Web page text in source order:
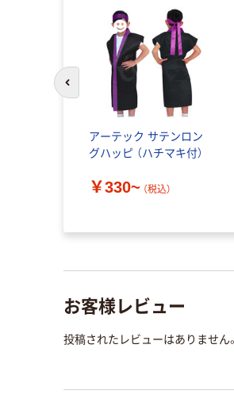
アーテック サテンロン
グハッピ （ハチマキ付）
￥330~ （税込）
前のスライドへ
お客様レビュー
投稿されたレビューはありません